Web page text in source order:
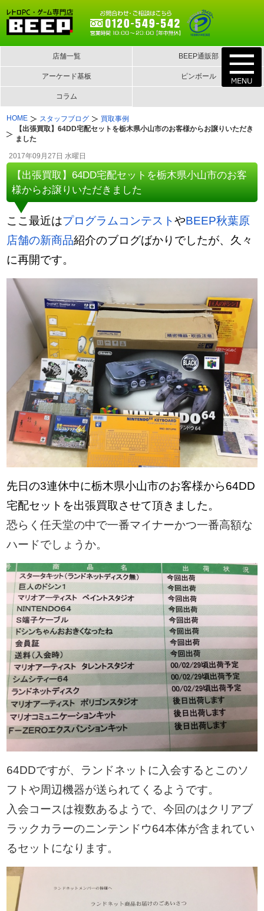
店舗一覧 BEEP通販部
アーケード基板 ピンボール
コラム
HOME スタッフブログ
買取事例
【出張買取】64DD宅配セットを栃木県小山市のお客様からお譲りいただき
ました
2017年09月27日 水曜日
【出張買取】64DD宅配セットを栃木県小山市のお客
様からお譲りいただきました
ここ最近はプログラムコンテストやBEEP秋葉原
店舗の新商品紹介のブログばかりでしたが、久々
に再開です。
先日の3連休中に栃木県小山市のお客様から64DD
宅配セットを出張買取させて頂きました。
恐らく任天堂の中で一番マイナーかつ一番高額な
ハードでしょうか。
64DDですが、ランドネットに入会するとこのソ
フトや周辺機器が送られてくるようです。
入会コースは複数あるようで、今回のはクリアブ
ラックカラーのニンテンドウ64本体が含まれてい
るセットになります。